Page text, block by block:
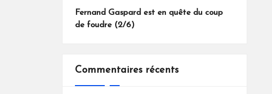
Fernand Gaspard est en quête du coup
de foudre (2/6)
Commentaires récents